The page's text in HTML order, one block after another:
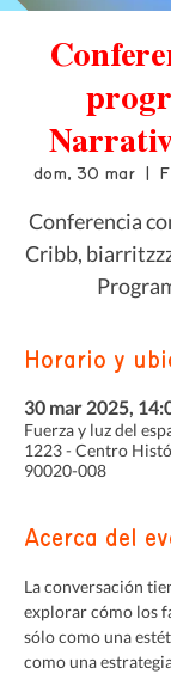
dom, 30 mar
  |
Conferencia
Cribb,
Horario y
30 mar 2025,
Fuerza y luz del
1223 - Centro
90020-008
Acerca del
La conversación
explorar cómo los
sólo como una
como una